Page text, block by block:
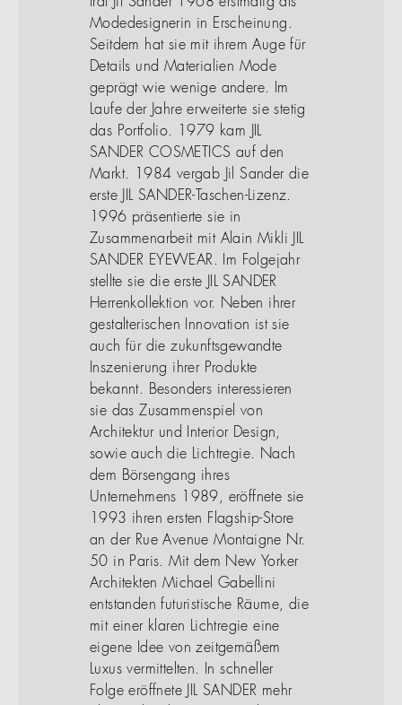
trat Jil Sander 1968 erstmalig als
Modedesignerin in Erscheinung.
Seitdem hat sie mit ihrem Auge für
Details und Materialien Mode
geprägt wie wenige andere. Im
Laufe der Jahre erweiterte sie stetig
das Portfolio. 1979 kam JIL
SANDER COSMETICS auf den
Markt. 1984 vergab Jil Sander die
erste JIL SANDER-Taschen-Lizenz.
1996 präsentierte sie in
Zusammenarbeit mit Alain Mikli JIL
SANDER EYEWEAR. Im Folgejahr
stellte sie die erste JIL SANDER
Herrenkollektion vor. Neben ihrer
gestalterischen Innovation ist sie
auch für die zukunftsgewandte
Inszenierung ihrer Produkte
bekannt. Besonders interessieren
sie das Zusammenspiel von
Architektur und Interior Design,
sowie auch die Lichtregie. Nach
dem Börsengang ihres
Unternehmens 1989, eröffnete sie
1993 ihren ersten Flagship-Store
an der Rue Avenue Montaigne Nr.
50 in Paris. Mit dem New Yorker
Architekten Michael Gabellini
entstanden futuristische Räume, die
mit einer klaren Lichtregie eine
eigene Idee von zeitgemäßem
Luxus vermittelten. In schneller
Folge eröffnete JIL SANDER mehr